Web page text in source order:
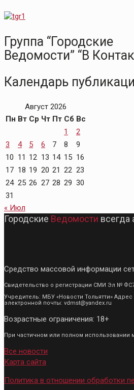
Группа “Городские
Ведомости” “В
Календарь
Август 2026
Пн Вт Ср Чт Пт Сб Вс
1
2
3
4 5 6 7 8
9
10 11 12 13 14 15 16
17 18 19 20 21 22 23
24 25 26 27 28 29 30
31
« Июл
Городские Ведомости всегда
Средство массовой информации
Свидетельство о регистрации СМИ Эл №
Учредитель: МБУ «Новости Тольятти» Адрес
электронной почты: vdmst@yandex.ru
Возрастные ограничения: 18+
При частичном или полном использовании
Все новости
Карта сайта
Политика в отношении обработки